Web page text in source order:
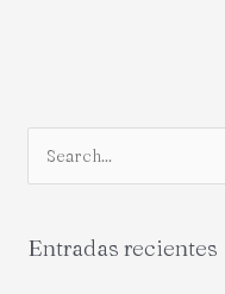
c
Entradas recientes